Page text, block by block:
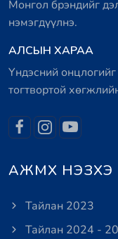
Монгол брэндийг
нэмэгдүүлнэ.
АЛСЫН ХАРАА
Үндэсний
тогтвортой
АЖМХ НЭЗХЭ
Тайлан 2023
Тайлан 2024 -